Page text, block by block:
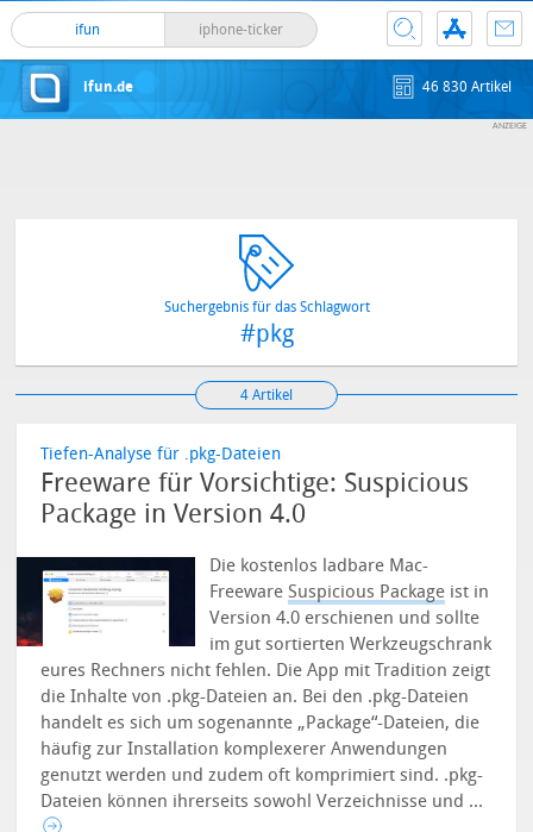
ifun iphone-ticker
ifun.de 46 830 Artikel
Suchergebnis für das Schlagwort
#pkg
4 Artikel
Tiefen-Analyse für .pkg-Dateien
Freeware für Vorsichtige: Suspicious
Package in Version 4.0
Die kostenlos ladbare Mac-
FreewareSuspicious Package ist in
Version 4.0 erschienen und sollte
im gut sortierten Werkzeugschrank
eures Rechners nicht fehlen. Die App mit Tradition zeigt
die Inhalte von .pkg-Dateien an. Bei den .pkg-Dateien
handelt es sich um sogenannte „Package“-Dateien, die
häufig zur Installation komplexerer Anwendungen
genutzt werden und zudem oft komprimiert sind. .pkg-
Dateien können ihrerseits sowohl Verzeichnisse und ...